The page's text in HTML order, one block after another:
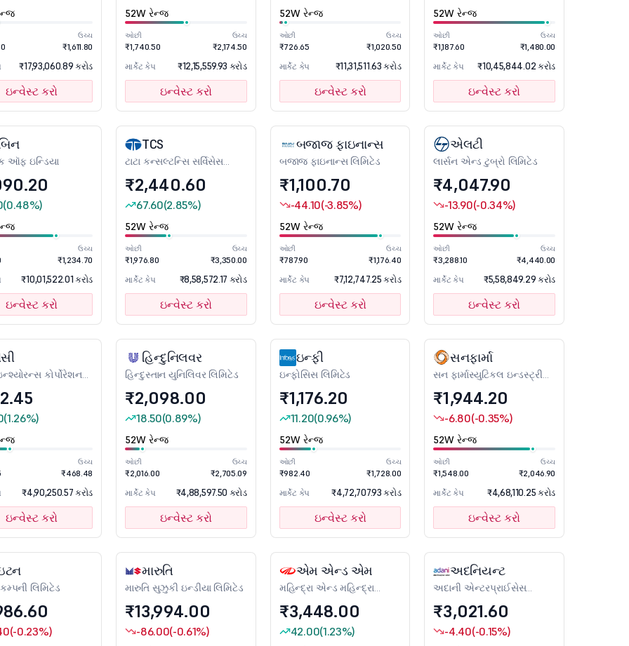
ઉચ્ચ
₹1,611.80
₹17,93,060.89 કરોડ
ઇન્વેસ્ટ કરો
52W રેન્જ
ઓછી
₹1,740.50
ઉચ્ચ
₹2,174.50
માર્કેટ કેપ
₹12,15,559.93 કરોડ
ઇન્વેસ્ટ કરો
52W રેન્જ
ઓછી
₹726.65
ઉચ્ચ
₹1,020.50
માર્કેટ કેપ
₹11,31,511.63 કરોડ
ઇન્વેસ્ટ કરો
52W રેન્જ
ઓછી
₹1,187.60
ઉચ્ચ
₹1,480.00
માર્કેટ કેપ
₹10,45,844.02 કરોડ
ઇન્વેસ્ટ કરો
ઑફ ઇન્ડિયા
(0.48%)
ઉચ્ચ
₹1,234.70
₹10,01,522.01 કરોડ
ઇન્વેસ્ટ કરો
TCS
ટાટા કન્સલ્ટન્સિ સર્વિસેસ
₹2,440.60
67.60(2.85%)
52W રેન્જ
ઓછી
₹1,976.80
ઉચ્ચ
₹3,350.00
માર્કેટ કેપ
₹8,58,572.17 કરોડ
ઇન્વેસ્ટ કરો
બજાજ ફાઇનાન્સ
બજાજ ફાઇનાન્સ લિમિટેડ
₹1,100.70
-44.10(-3.85%)
52W રેન્જ
ઓછી
₹787.90
ઉચ્ચ
₹1,176.40
માર્કેટ કેપ
₹7,12,747.25 કરોડ
ઇન્વેસ્ટ કરો
એલટી
લાર્સન એન્ડ ટુબ્રો લિમિટેડ
₹4,047.90
-13.90(-0.34%)
52W રેન્જ
ઓછી
₹3,288.10
ઉચ્ચ
₹4,440.00
માર્કેટ કેપ
₹5,58,849.29 કરોડ
ઇન્વેસ્ટ કરો
કોર્પોરેશન
(1.26%)
ઉચ્ચ
₹468.48
₹4,90,250.57 કરોડ
ઇન્વેસ્ટ કરો
હિન્દુનિલવર
હિન્દુસ્તાન યુનિલિવર લિમિટેડ
₹2,098.00
18.50(0.89%)
52W રેન્જ
ઓછી
₹2,016.00
ઉચ્ચ
₹2,705.09
માર્કેટ કેપ
₹4,88,597.50 કરોડ
ઇન્વેસ્ટ કરો
ઇન્ફી
ઇન્ફોસિસ લિમિટેડ
₹1,176.20
11.20(0.96%)
52W રેન્જ
ઓછી
₹982.40
ઉચ્ચ
₹1,728.00
માર્કેટ કેપ
₹4,72,707.93 કરોડ
ઇન્વેસ્ટ કરો
સનફાર્મા
સન ફાર્માસ્યુટિકલ ઇન્ડસ્ટ્રીસ
₹1,944.20
-6.80(-0.35%)
52W રેન્જ
ઓછી
₹1,548.00
ઉચ્ચ
₹2,046.90
માર્કેટ કેપ
₹4,68,110.25 કરોડ
ઇન્વેસ્ટ કરો
લિમિટેડ
(-0.23%)
મારુતિ
મારુતિ સુઝુકી ઇન્ડીયા લિમિટેડ
₹13,994.00
-86.00(-0.61%)
એમ એન્ડ એમ
મહિન્દ્રા એન્ડ મહિન્દ્રા
₹3,448.00
42.00(1.23%)
અદનિયન્ટ
અદાની એન્ટરપ્રાઈસેસ
₹3,021.60
-4.40(-0.15%)